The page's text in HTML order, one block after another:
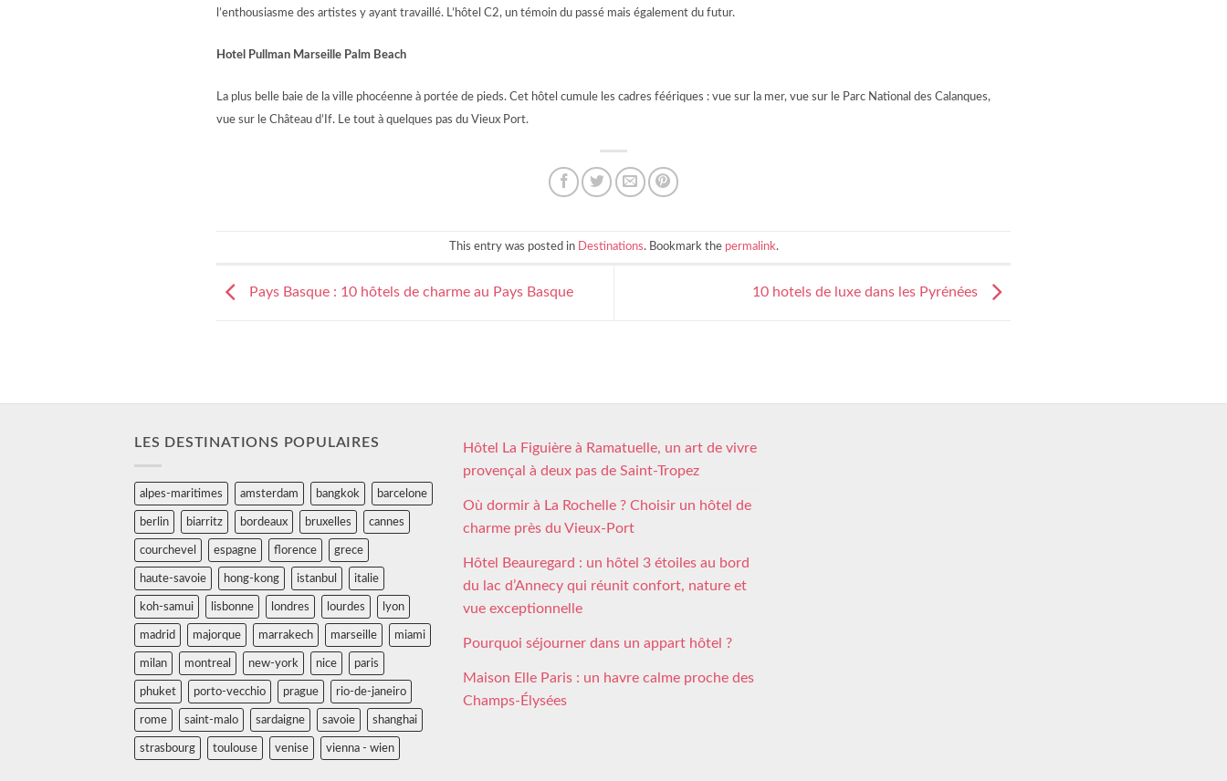
l’enthousiasme des artistes y ayant travaillé. L’hôtel C2, un témoin du passé mais également du futur.
Hotel Pullman Marseille Palm Beach
La plus belle baie de la ville phocéenne à portée de pieds. Cet hôtel cumule les cadres féériques : vue sur la mer, vue sur le Parc National des Calanques,
vue sur le Château d’If. Le tout à quelques pas du Vieux Port.
This entry was posted in Destinations. Bookmark the permalink.
Pays Basque : 10 hôtels de charme au Pays Basque 10 hotels de luxe dans les Pyrénées
LES DESTINATIONS POPULAIRES
alpes-maritimes amsterdam bangkok barcelone
berlin biarritz bordeaux bruxelles cannes
courchevel espagne florence grece
haute-savoie hong-kong istanbul italie
koh-samui lisbonne londres lourdes lyon
madrid majorque marrakech marseille miami
milan montreal new-york nice paris
phuket porto-vecchio prague rio-de-janeiro
rome saint-malo sardaigne savoie shanghai
strasbourg toulouse venise vienna - wien
Hôtel La Figuière à Ramatuelle, un art de vivre
provençal à deux pas de Saint-Tropez
Où dormir à La Rochelle ? Choisir un hôtel de
charme près du Vieux-Port
Hôtel Beauregard : un hôtel 3 étoiles au bord
du lac d’Annecy qui réunit confort, nature et
vue exceptionnelle
Pourquoi séjourner dans un appart hôtel ?
Maison Elle Paris : un havre calme proche des
Champs-Élysées